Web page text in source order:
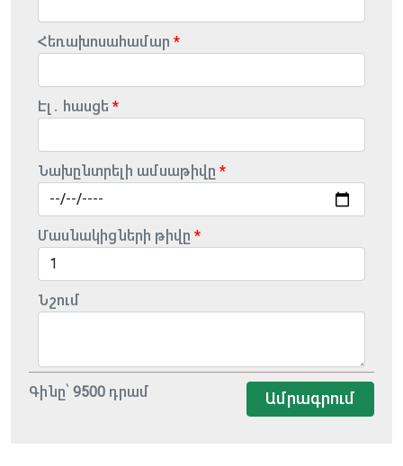
Հեռախոսահամար
Էլ․ հասցե
Նախընտրելի ամսաթիվը
Մասնակիցների թիվը
Նշում
Գինը՝ 9500 դրամ Ամրագրում